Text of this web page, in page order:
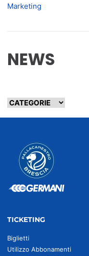
Marketing
NEWS
TICKETING
Biglietti
Utilizzo Abbonamenti